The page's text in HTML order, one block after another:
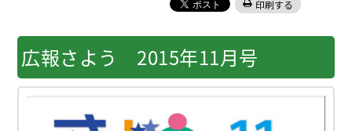
印刷する
広報さよう 2015年11月号